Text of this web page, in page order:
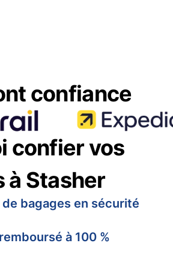
confiance
confier vos
à Stasher
de bagages en sécurité
à 100 %